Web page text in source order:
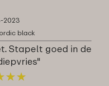
2023
black
Stapelt goed in de
★★
★★